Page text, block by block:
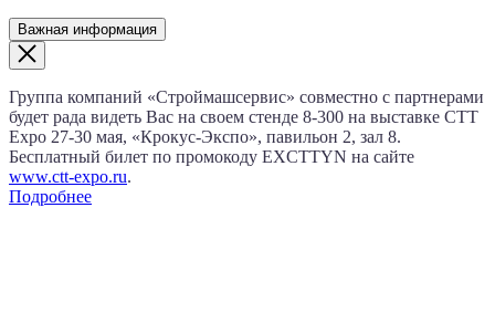
Важная информация
Группа компаний «Строймашсервис» совместно с партнерами
будет рада видеть Вас на своем стенде 8‑300 на выставке CTT
Expo 27‑30 мая, «Крокус‑Экспо», павильон 2, зал 8.
Бесплатный билет по промокоду EXCTTYN на сайте
www.сtt-expo.ru.
Подробнее